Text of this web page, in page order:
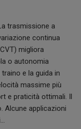
trasmissione a
continua
migliora
o autonomia
e la guida in
massime più
e praticità ottimali. Il
Alcune applicazioni